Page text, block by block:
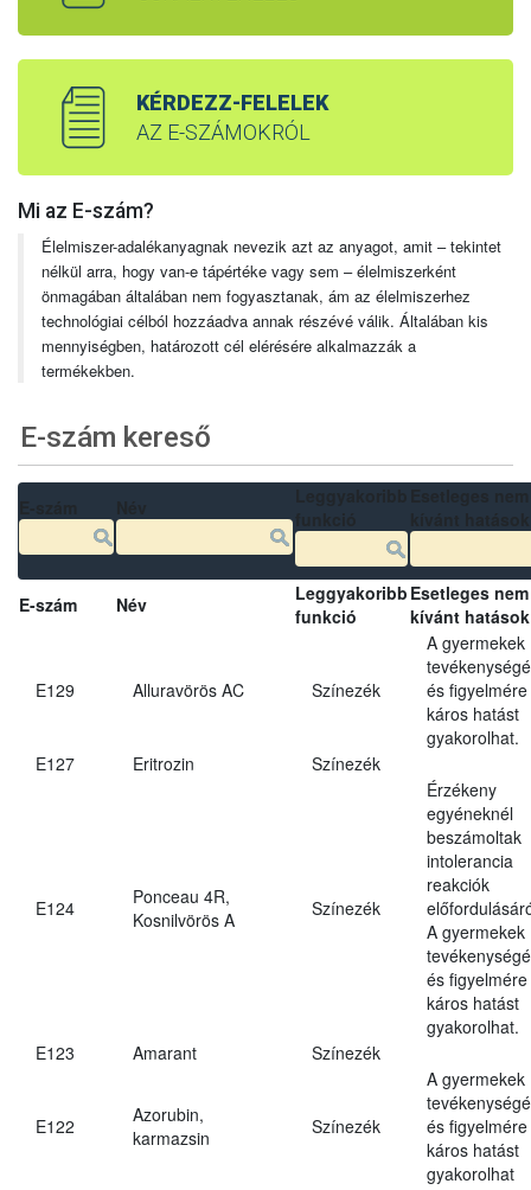
KÉRDEZZ-FELELEK
AZ E-SZÁMOKRÓL
Mi az E-szám?
Élelmiszer-adalékanyagnak nevezik azt az anyagot, amit – tekintet
nélkül arra, hogy van-e tápértéke vagy sem – élelmiszerként
önmagában általában nem fogyasztanak, ám az élelmiszerhez
technológiai célból hozzáadva annak részévé válik. Általában kis
mennyiségben, határozott cél elérésére alkalmazzák a
termékekben.
E-szám kereső
E-szám Név
Leggyakoribb
funkció
Esetleges nem
kívánt hatások
E129 Alluravörös AC Színezék
A gyermekek
és figyelmére
káros hatást
gyakorolhat.
E127
Eritrozin Színezék
E124
Ponceau 4R,
Kosnilvörös A
Színezék
Érzékeny
egyéneknél
beszámoltak
intolerancia
reakciók
A gyermekek
és figyelmére
káros hatást
gyakorolhat.
E123
Amarant Színezék
E122
Azorubin,
karmazsin
Színezék
A gyermekek
és figyelmére
káros hatást
gyakorolhat